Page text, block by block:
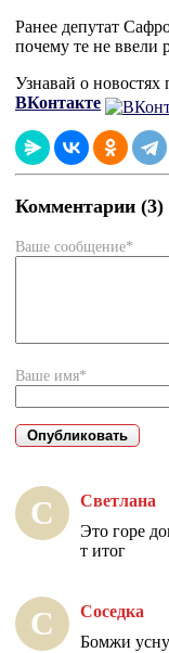
Ранее депутат
почему те не ввели
Узнавай о новостях
ВКонтакте
Комментарии (3)
Ваше сообщение*
Ваше имя*
С Светлана
Это горе
т итог
С Соседка
Бомжи